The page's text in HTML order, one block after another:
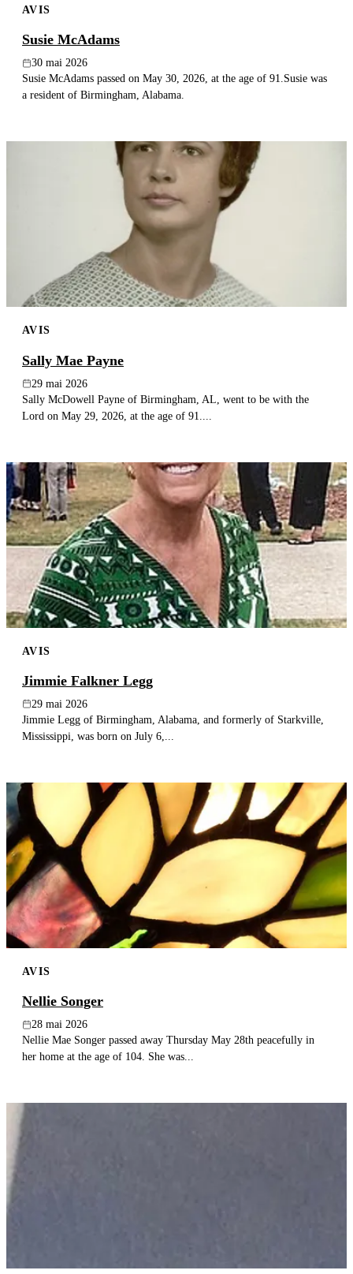
AVIS
Susie McAdams
30 mai 2026
Susie McAdams passed on May 30, 2026, at the age of 91.Susie was
a resident of Birmingham, Alabama.
AVIS
Sally Mae Payne
29 mai 2026
Sally McDowell Payne of Birmingham, AL, went to be with the
Lord on May 29, 2026, at the age of 91....
AVIS
Jimmie Falkner Legg
29 mai 2026
Jimmie Legg of Birmingham, Alabama, and formerly of Starkville,
Mississippi, was born on July 6,...
AVIS
Nellie Songer
28 mai 2026
Nellie Mae Songer passed away Thursday May 28th peacefully in
her home at the age of 104. She was...